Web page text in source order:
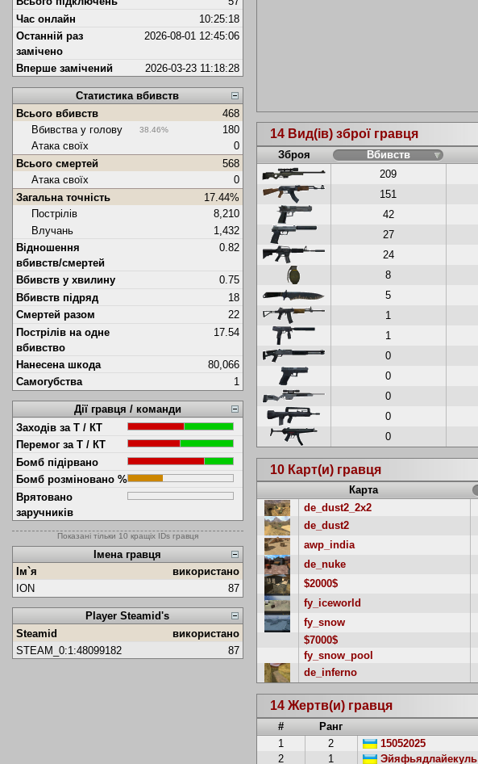
Час онлайн
10:25:18
Останній раз
замічено
2026-08-01 12:45:06
Вперше замічений 2026-03-23 11:18:28
Статистика вбивств
Всього вбивств
468
Вбивства у голову
38.46%
180
Атака своїх
0
Всього смертей
568
Атака своїх
0
Загальна точність
17.44%
Пострілів
8,210
Влучань
1,432
Відношення
вбивств/смертей
0.82
Вбивств у хвилину
0.75
Вбивств підряд
18
Смертей разом
22
Пострілів на одне
вбивство
17.54
Нанесена шкода
80,066
Самогубства
1
Дії гравця / команди
Заходів за Т / КТ
Перемог за Т / КТ
Бомб підірвано
Бомб розміновано %
Врятовано
заручників
Показані тільки 10 кращіх IDs гравця
Імена гравця
Ім`я
використано
ION
87
Player Steamid's
Steamid
використано
STEAM_0:1:48099182
87
14 Вид(ів) зброї гравця
Зброя Вбивств
209
151
42
27
24
8
5
1
1
0
0
0
0
0
10 Карт(и) гравця
Карта
de_dust2_2x2
de_dust2
awp_india
de_nuke
$2000$
fy_iceworld
fy_snow
$7000$
fy_snow_pool
de_inferno
14 Жертв(и) гравця
# Ранг
1
2 15052025
2
1 Эйяфьядлайекуль